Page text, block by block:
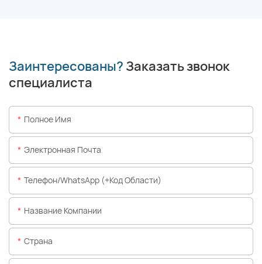
Заинтересованы? Заказать звонок
специалиста
Полное Имя
Электронная Почта
Телефон/WhatsApp (+код Области)
Название Компании
Страна